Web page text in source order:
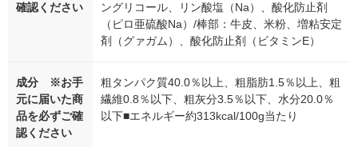
確認ください
ングリコール、リン酸塩（Na）、酸化防止剤
（ピロ亜硫酸Na）/棒部：牛皮、米粉、増粘安定
剤（グァガム）、酸化防止剤（ビタミンE）
成分 ※お手
元に届いた商
品を必ずご確
認ください
粗タンパク質40.0％以上、粗脂肪1.5％以上、粗
繊維0.8％以下、粗灰分3.5％以下、水分20.0％
以下■エネルギー約313kcal/100g当たり